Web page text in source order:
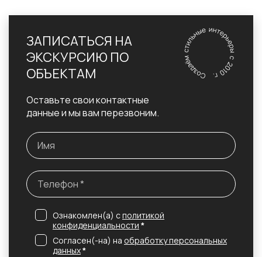
ЗАПИСАТЬСЯ НА
ЭКСКУРСИЮ ПО
ОБЪЕКТАМ
Оставьте свои контактные
данные и мы вам перезвоним.
Ознакомлен(а) сполитикой
конфиденциальности *
Согласен(-на) на обработку персональных
данных*